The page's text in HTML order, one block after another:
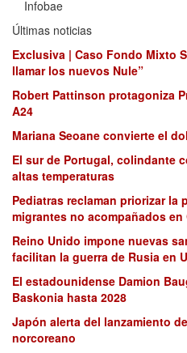
Infobae
Últimas noticias
Exclusiva | Caso Fondo Mixto
llamar los nuevos Nule”
Robert Pattinson protagoniza
A24
Mariana Seoane convierte el
El sur de Portugal, colindante
altas temperaturas
Pediatras reclaman priorizar la
migrantes no acompañados en
Reino Unido impone nuevas
facilitan la guerra de Rusia en
El estadounidense Damion
Baskonia hasta 2028
Japón alerta del lanzamiento
norcoreano